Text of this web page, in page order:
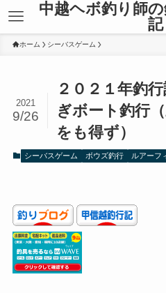
中越ヘボ釣り師
記
ホーム シーバスゲーム
２０２１年釣
ぎボート釣行
をも得ず）
2021
9/26
シーバスゲーム ボウズ釣行 ルアーフ